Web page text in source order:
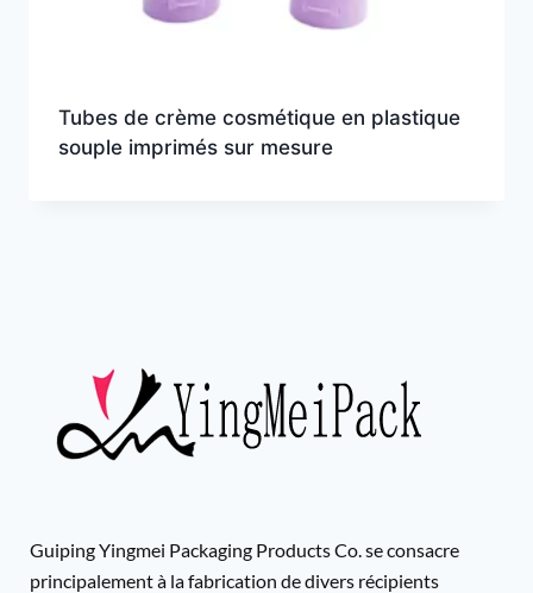
Tubes de crème cosmétique en plastique
souple imprimés sur mesure
Guiping Yingmei Packaging Products Co. se consacre
principalement à la fabrication de divers récipients